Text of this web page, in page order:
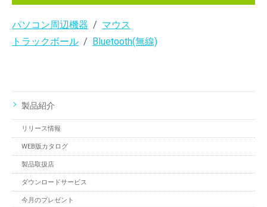
パソコン周辺機器
マウス
トラックボール
Bluetooth(無線)
製品紹介
リリース情報
WEB版カタログ
製品取扱店
ダウンロードサービス
今月のプレゼント